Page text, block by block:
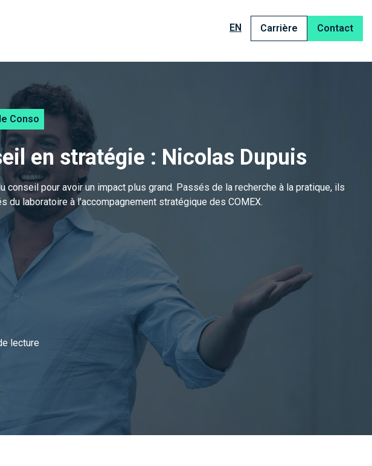
EN Carrière Contact
Conso
en stratégie : Nicolas Dupuis
pour avoir un impact plus grand. Passés de la recherche à la pratique, ils
laboratoire à l’accompagnement stratégique des COMEX.
lecture